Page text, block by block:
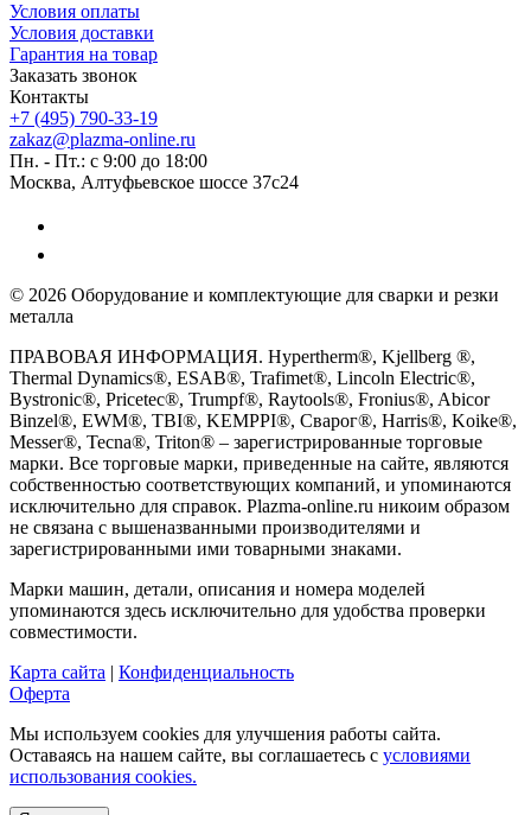
Условия оплаты
Условия доставки
Гарантия на товар
Заказать звонок
Контакты
+7 (495) 790-33-19
zakaz@plazma-online.ru
Пн. - Пт.: с 9:00 до 18:00
Москва, Алтуфьевское шоссе 37с24
© 2026 Оборудование и комплектующие для сварки и резки
металла
ПРАВОВАЯ ИНФОРМАЦИЯ. Hypertherm®, Kjellberg ®,
Thermal Dynamics®, ESAB®, Trafimet®, Lincoln Electric®,
Bystronic®, Pricetec®, Trumpf®, Raytools®, Fronius®, Abicor
Binzel®, EWM®, TBI®, KEMPPI®, Сварог®, Harris®, Koike®,
Messer®, Tecna®, Triton® – зарегистрированные торговые
марки. Все торговые марки, приведенные на сайте, являются
собственностью соответствующих компаний, и упоминаются
исключительно для справок. Plazma-online.ru никоим образом
не связана с вышеназванными производителями и
зарегистрированными ими товарными знаками.
Марки машин, детали, описания и номера моделей
упоминаются здесь исключительно для удобства проверки
совместимости.
Карта сайта | Конфиденциальность
Оферта
Мы используем cookies для улучшения работы сайта.
Оставаясь на нашем сайте, вы соглашаетесь с условиями
использования cookies.